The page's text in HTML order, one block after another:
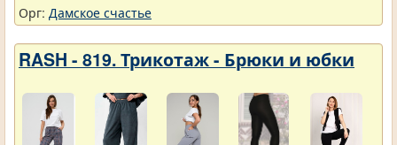
Орг: Дамское счастье
RASH - 819. Трикотаж - Брюки и юбки